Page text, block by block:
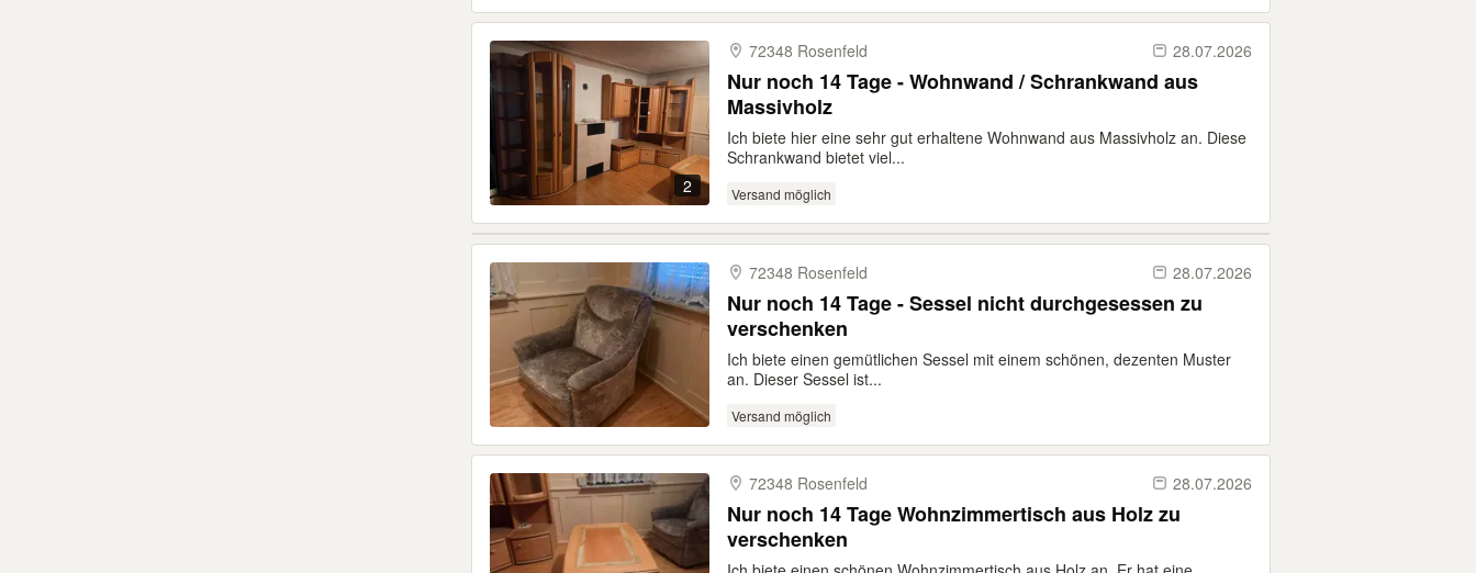
2
72348 Rosenfeld 28.07.2026
Nur noch 14 Tage - Wohnwand / Schrankwand aus
Massivholz
Ich biete hier eine sehr gut erhaltene Wohnwand aus Massivholz an. Diese
Schrankwand bietet viel...
Versand möglich
72348 Rosenfeld 28.07.2026
Nur noch 14 Tage - Sessel nicht durchgesessen zu
verschenken
Ich biete einen gemütlichen Sessel mit einem schönen, dezenten Muster
an. Dieser Sessel ist...
Versand möglich
72348 Rosenfeld 28.07.2026
Nur noch 14 Tage Wohnzimmertisch aus Holz zu
verschenken